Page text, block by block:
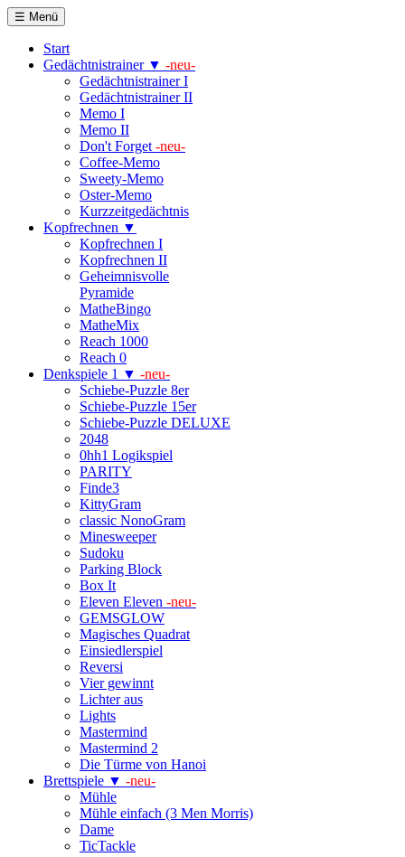
☰ Menü
Start
Gedächtnistrainer ▼ -neu-
Gedächtnistrainer I
Gedächtnistrainer II
Memo I
Memo II
Don't Forget -neu-
Coffee-Memo
Sweety-Memo
Oster-Memo
Kurzzeitgedächtnis
Kopfrechnen ▼
Kopfrechnen I
Kopfrechnen II
Geheimnisvolle
Pyramide
MatheBingo
MatheMix
Reach 1000
Reach 0
Denkspiele 1 ▼ -neu-
Schiebe-Puzzle 8er
Schiebe-Puzzle 15er
Schiebe-Puzzle DELUXE
2048
0hh1 Logikspiel
PARITY
Finde3
KittyGram
classic NonoGram
Minesweeper
Sudoku
Parking Block
Box It
Eleven Eleven -neu-
GEMSGLOW
Magisches Quadrat
Einsiedlerspiel
Reversi
Vier gewinnt
Lichter aus
Lights
Mastermind
Mastermind 2
Die Türme von Hanoi
Brettspiele ▼ -neu-
Mühle
Mühle einfach (3 Men Morris)
Dame
TicTackle